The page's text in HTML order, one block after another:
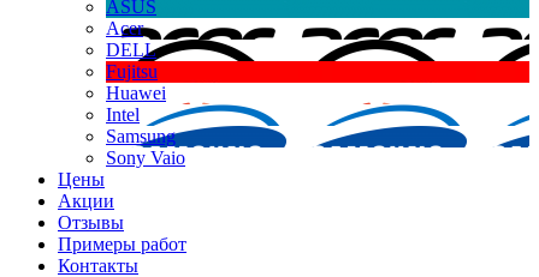
ASUS
Acer
DELL
Fujitsu
Huawei
Intel
Samsung
Sony Vaio
Цены
Акции
Отзывы
Примеры работ
Контакты